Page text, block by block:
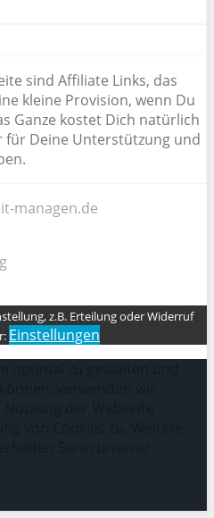
sind Affiliate Links, das
kleine Provision, wenn Du
Ganze kostet Dich natürlich
für Deine Unterstützung und
managen.de
z.B. Erteilung oder Widerruf
Einstellungen